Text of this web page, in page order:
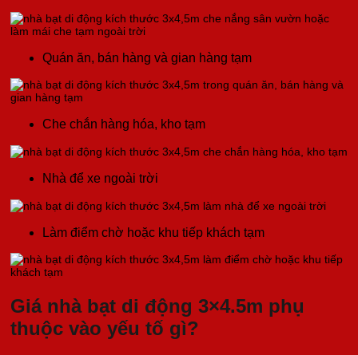
Quán ăn, bán hàng và gian hàng tạm
Che chắn hàng hóa, kho tạm
Nhà để xe ngoài trời
Làm điểm chờ hoặc khu tiếp khách tạm
Giá nhà bạt di động 3×4.5m phụ
thuộc vào yếu tố gì?